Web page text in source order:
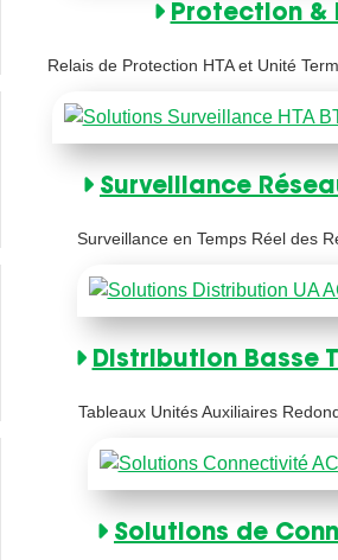
Protection &
Relais de Protection HTA et Unité
Surveillance
Surveillance en Temps Réel des
Distribution Basse
Tableaux Unités Auxiliaires
Solutions de